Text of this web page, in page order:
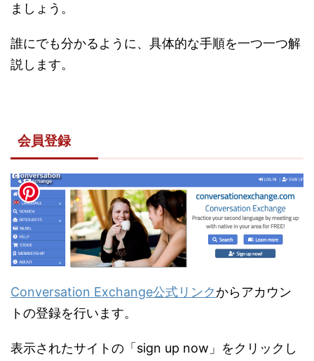
ましょう。
誰にでも分かるように、具体的な手順を一つ一つ解
説します。
会員登録
Conversation Exchange公式リンクからアカウン
トの登録を行います。
表示されたサイトの「sign up now」をクリックし